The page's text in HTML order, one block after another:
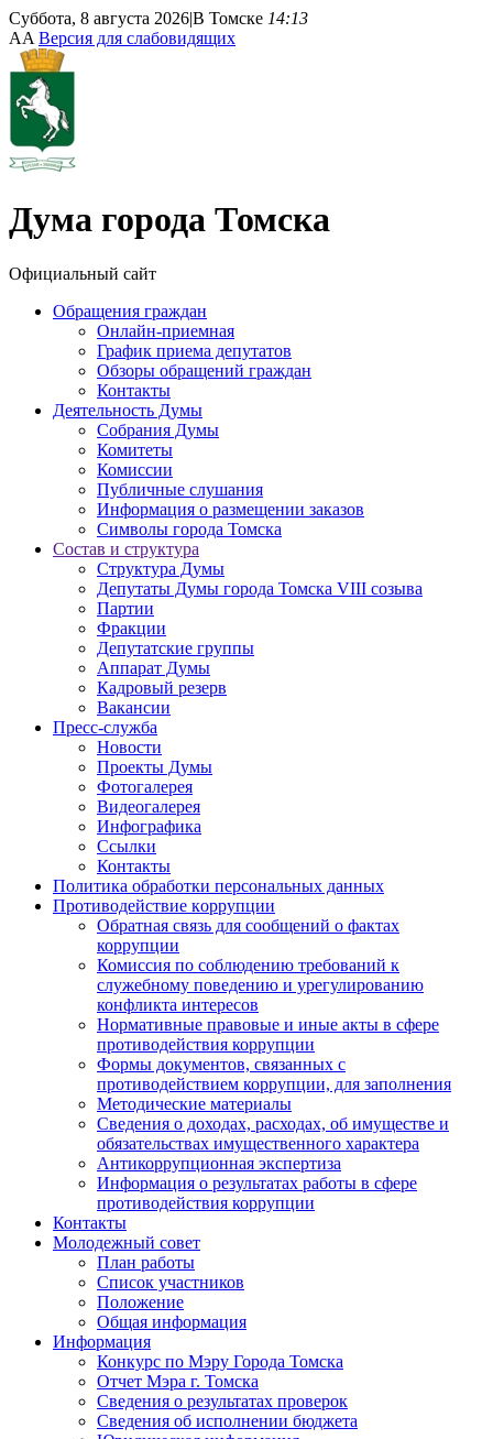
Суббота, 8 августа 2026|В Томске 14:13
AA Версия для слабовидящих
Дума города Томска
Официальный сайт
Обращения граждан
Онлайн-приемная
График приема депутатов
Обзоры обращений граждан
Контакты
Деятельность Думы
Собрания Думы
Комитеты
Комиссии
Публичные слушания
Информация о размещении заказов
Символы города Томска
Состав и структура
Структура Думы
Депутаты Думы города Томска VIII созыва
Партии
Фракции
Депутатские группы
Аппарат Думы
Кадровый резерв
Вакансии
Пресс-служба
Новости
Проекты Думы
Фотогалерея
Видеогалерея
Инфографика
Ссылки
Контакты
Политика обработки персональных данных
Прoтивoдeйствие кoрpупции
Обратная связь для сообщений о фактах
коррупции
Комиссия по соблюдению требований к
служебному поведению и урегулированию
конфликта интересов
Нормативные правовые и иные акты в сфере
противодействия коррупции
Формы документов, связанных с
противодействием коррупции, для заполнения
Методические материалы
Сведения о доходах, расходах, об имуществе и
обязательствах имущественного характера
Антикоррупционная экспертиза
Информация о результатах работы в сфере
противодействия коррупции
Контакты
Молодежный совет
План работы
Список участников
Положение
Общая информация
Информация
Конкурс по Мэру Города Томска
Отчет Мэра г. Томска
Сведения о результатах проверок
Сведения об исполнении бюджета